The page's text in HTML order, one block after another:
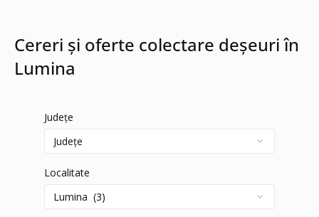
Cereri și oferte colectare deșeuri în
Lumina
Județe
Localitate